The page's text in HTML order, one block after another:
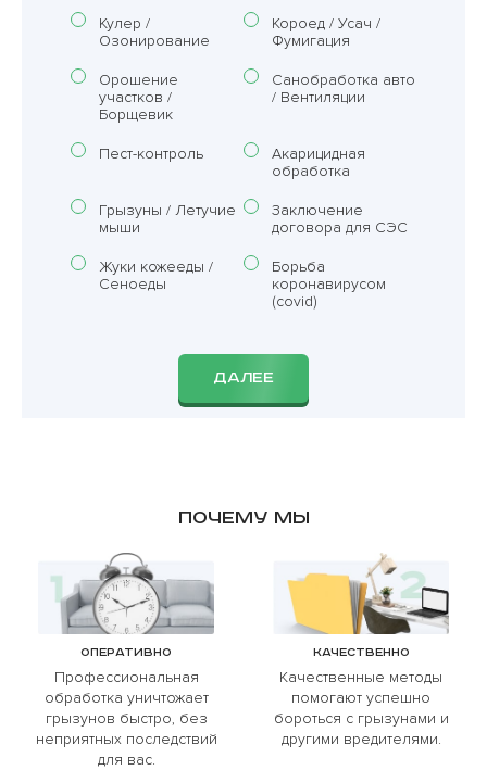
Кулер /
Озонирование
Короед / Усач /
Фумигация
Орошение
участков /
Борщевик
Санобработка авто
/ Вентиляции
Пест-контроль
Акарицидная
обработка
Грызуны / Летучие
мыши
Заключение
договора для СЭС
Жуки кожееды /
Сеноеды
Борьба
коронавирусом
(covid)
ДАЛЕЕ
Почему мы
Оперативно
Профессиональная
обработка уничтожает
грызунов быстро, без
неприятных последствий
для вас.
Качественно
Качественные методы
помогают успешно
бороться с грызунами и
другими вредителями.